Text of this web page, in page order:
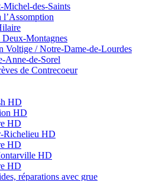
Michel-des-Saints
l’Assomption
Montagnes
Voltige / Notre-Dame-de-Lourdes
Anne-de-Sorel
de Contrecoeur
HD
HD
HD
Richelieu HD
HD
HD
HD
réparations avec grue